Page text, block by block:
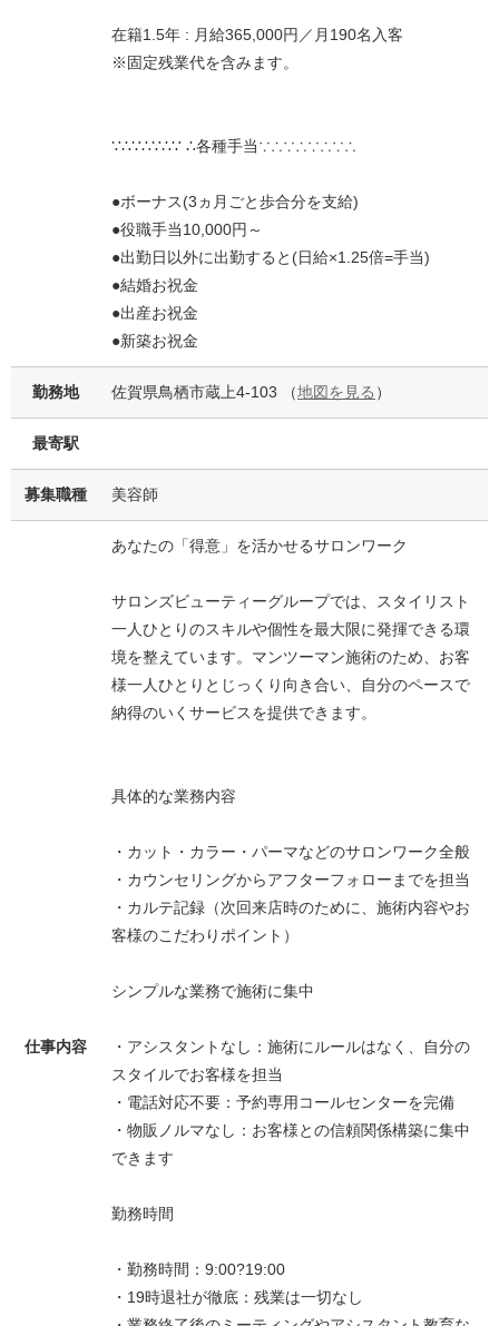
在籍1.5年 : 月給365,000円／月190名入客
※固定残業代を含みます。
∵∴∵∴∵∴∵ ∴各種手当∵∴∵∴∵∴∵∴
●ボーナス(3ヵ月ごと歩合分を支給)
●役職手当10,000円～
●出勤日以外に出勤すると(日給×1.25倍=手当)
●結婚お祝金
●出産お祝金
●新築お祝金
勤務地 佐賀県鳥栖市蔵上4-103 （地図を見る ）
最寄駅
募集職種 美容師
仕事内容
あなたの「得意」を活かせるサロンワーク
サロンズビューティーグループでは、スタイリスト
一人ひとりのスキルや個性を最大限に発揮できる環
境を整えています。マンツーマン施術のため、お客
様一人ひとりとじっくり向き合い、自分のペースで
納得のいくサービスを提供できます。
具体的な業務内容
・カット・カラー・パーマなどのサロンワーク全般
・カウンセリングからアフターフォローまでを担当
・カルテ記録（次回来店時のために、施術内容やお
客様のこだわりポイント）
シンプルな業務で施術に集中
・アシスタントなし：施術にルールはなく、自分の
スタイルでお客様を担当
・電話対応不要：予約専用コールセンターを完備
・物販ノルマなし：お客様との信頼関係構築に集中
できます
勤務時間
・勤務時間：9:00?19:00
・19時退社が徹底：残業は一切なし